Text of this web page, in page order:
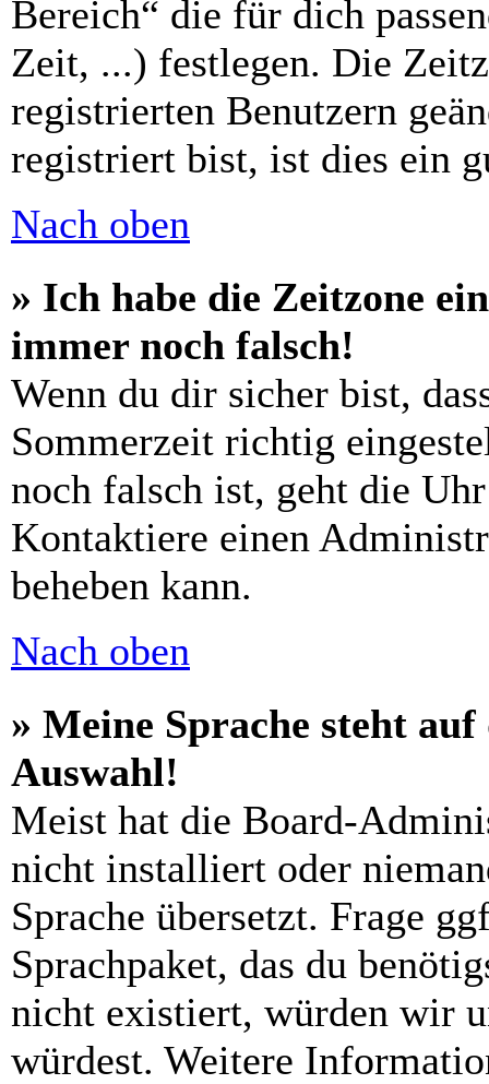
Bereich“ die für dich
Zeit, ...) festlegen. Die
registrierten Benutzern
registriert bist, ist dies ein
Nach oben
» Ich habe die Zeitzone
immer noch falsch!
Wenn du dir sicher bist,
Sommerzeit richtig
noch falsch ist, geht die
Kontaktiere einen
beheben kann.
Nach oben
» Meine Sprache steht
Auswahl!
Meist hat die Board-
nicht installiert oder
Sprache übersetzt. Frage
Sprachpaket, das du
nicht existiert, würden wir
würdest. Weitere